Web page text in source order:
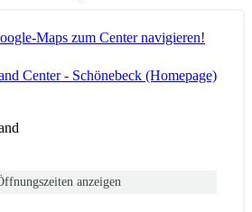
Maps zum Center navigieren!
Center - Schönebeck (Homepage)
anzeigen